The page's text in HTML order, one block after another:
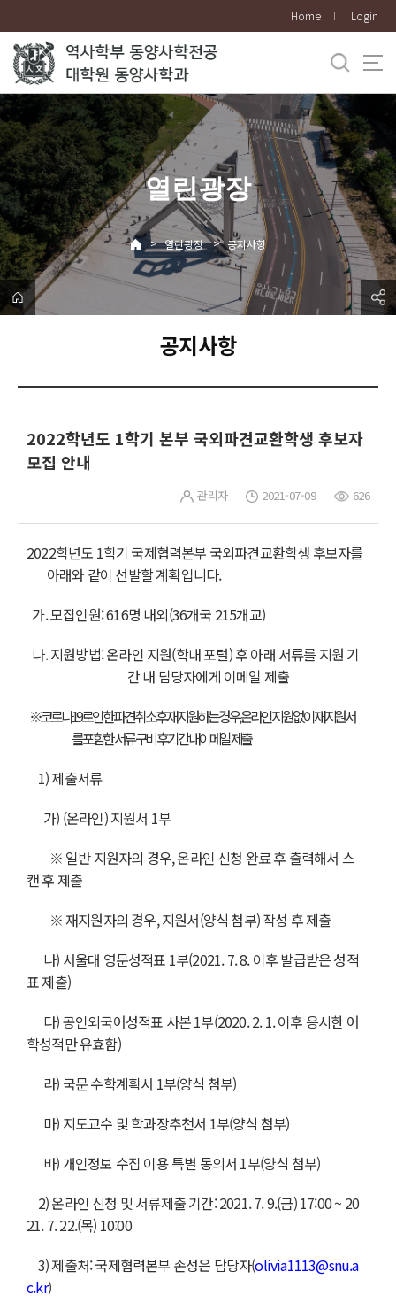
로
메
뉴
Home Login
열린광장
> 열린광장 > 공지사항
공지사항
2022학년도 1학기 본부 국외파견교환학생 후보자
모집 안내
관리자 2021-07-09 626
2022학년도 1학기 국제협력본부 국외파견교환학생 후보자를
아래와 같이 선발할 계획입니다.
가. 모집인원:616명 내외(36개국 215개교)
나. 지원방법:온라인 지원(학내 포털)후 아래 서류를 지원 기
간 내 담당자에게 이메일 제출
※ 코로나19로 인한 파견 취소 후 재지원하는 경우, 온라인 지원 없이 재지원서
를 포함한 서류 구비 후 기간 내 이메일 제출
1) 제출서류
가) (온라인) 지원서 1부
※ 일반 지원자의 경우, 온라인 신청 완료 후 출력해서 스
캔 후 제출
※재지원자의 경우, 지원서(양식 첨부) 작성 후 제출
나) 서울대 영문성적표 1부(2021. 7. 8. 이후 발급받은 성적
표 제출)
다) 공인외국어성적표 사본 1부(2020. 2. 1. 이후 응시한 어
학성적만 유효함)
라) 국문 수학계획서 1부(양식 첨부)
마) 지도교수 및 학과장추천서 1부(양식 첨부)
바) 개인정보 수집 이용 특별 동의서 1부(양식 첨부)
2) 온라인 신청 및 서류제출 기간:2021. 7. 9.(금) 17:00 ~ 20
21. 7. 22.(목) 10:00
3) 제출처: 국제협력본부 손성은 담당자(olivia1113@snu.a
c.kr)